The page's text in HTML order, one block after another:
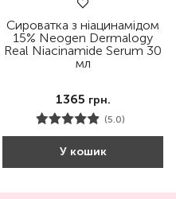
Сироватка з ніацинамідом
15% Neogen Dermalogy
Real Niacinamide Serum 30
мл
1365 грн.
(5.0)
У кошик